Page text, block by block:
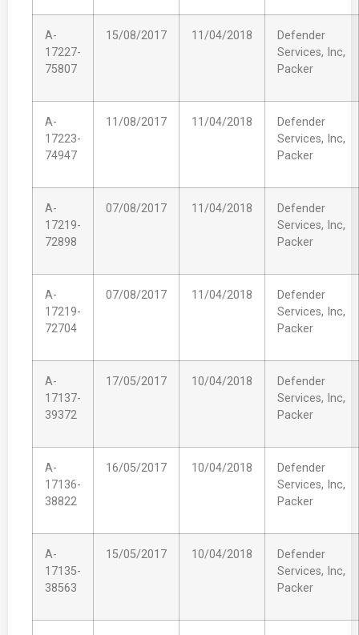
A-
17227-
75807
15/08/2017 11/04/2018
Defender
Services, Inc,
Packer
A-
17223-
74947
11/08/2017 11/04/2018
Defender
Services, Inc,
Packer
A-
17219-
72898
07/08/2017 11/04/2018
Defender
Services, Inc,
Packer
A-
17219-
72704
07/08/2017 11/04/2018
Defender
Services, Inc,
Packer
A-
17137-
39372
17/05/2017 10/04/2018
Defender
Services, Inc,
Packer
A-
17136-
38822
16/05/2017 10/04/2018
Defender
Services, Inc,
Packer
A-
17135-
38563
15/05/2017 10/04/2018
Defender
Services, Inc,
Packer